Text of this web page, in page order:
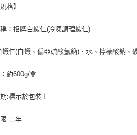
格】
：招牌白蝦仁(冷凍調理蝦仁)
蝦仁(白蝦、偏亞硫酸氫鈉)、水、檸檬酸鈉、
約600g/盒
:標示於包裝上
:二年